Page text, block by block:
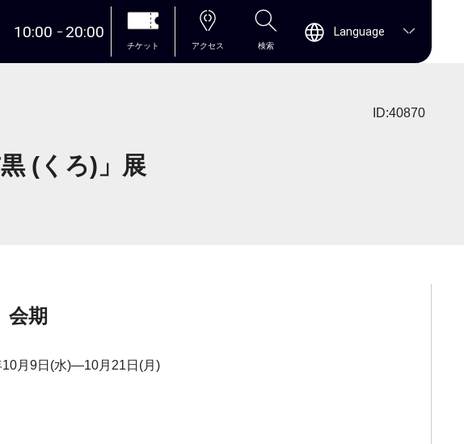
10:00 20:00
チケット アクセス 検索
Language
ID:40870
(くろ)」展
会期
10月9日(水)―10月21日(月)